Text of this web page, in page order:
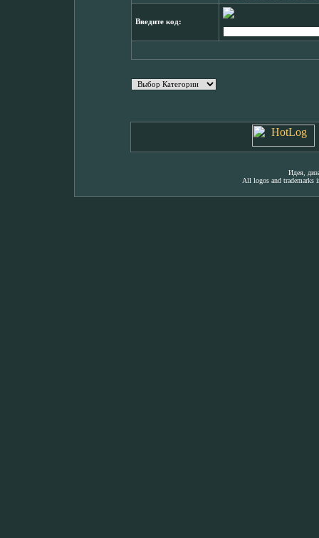
Введите код:
Идея,
All logos and trademarks